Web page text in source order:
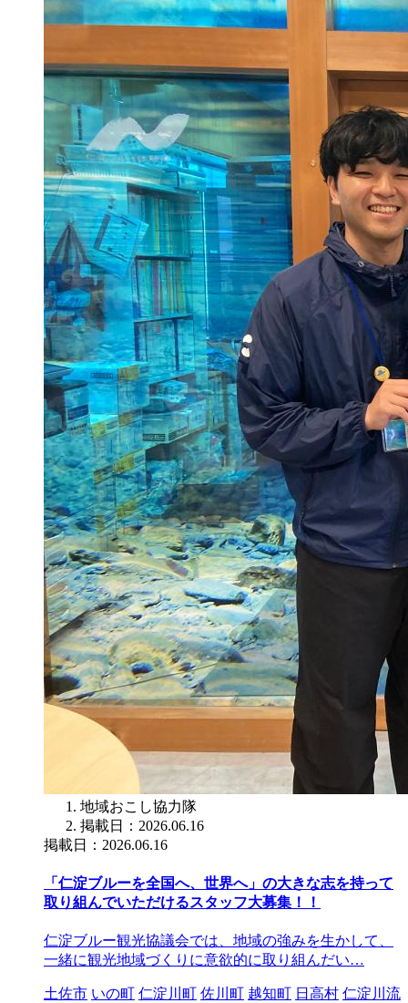
地域おこし協力隊
掲載日：2026.06.16
掲載日：2026.06.16
「仁淀ブルーを全国へ、世界へ」の大きな志を持って
取り組んでいただけるスタッフ大募集！！
仁淀ブルー観光協議会では、地域の強みを生かして、
一緒に観光地域づくりに意欲的に取り組んだい…
土佐市 いの町 仁淀川町 佐川町 越知町 日高村 仁淀川流